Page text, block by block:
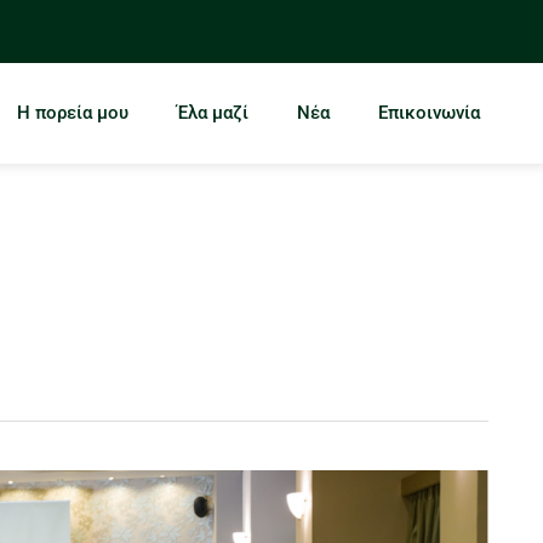
Η πορεία μου Έλα μαζί Νέα Επικοινωνία